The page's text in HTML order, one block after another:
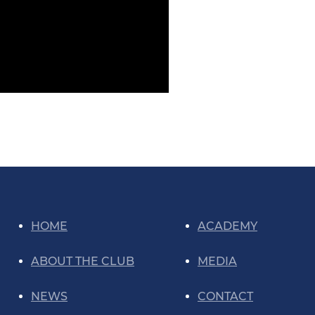
HOME
ABOUT THE CLUB
NEWS
ACADEMY
MEDIA
CONTACT